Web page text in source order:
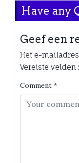
Have any
Geef een
Het e-
Vereiste
Comment *